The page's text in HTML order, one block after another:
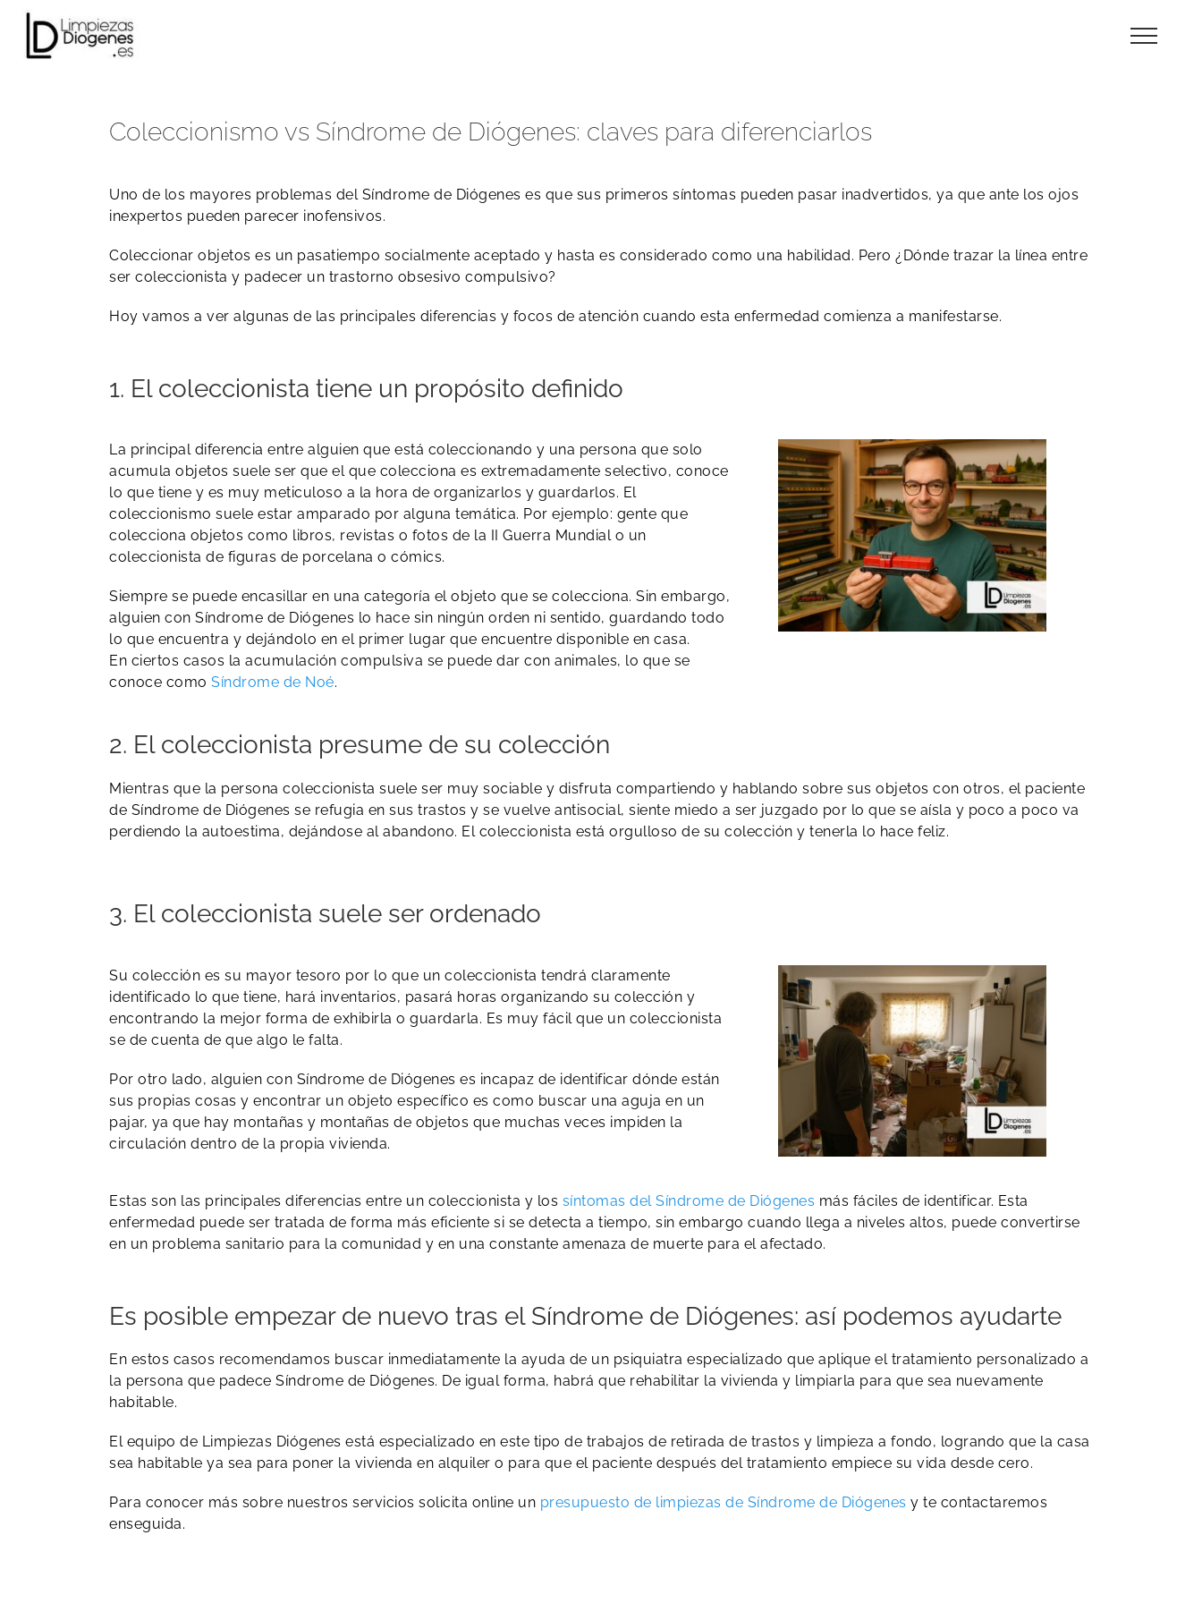
Skip
content
Coleccionismo vs Síndrome de Diógenes: claves para diferenciarlos
Uno de los mayores problemas del Síndrome de Diógenes es que sus primeros síntomas pueden pasar inadvertidos, ya que ante los ojos
inexpertos pueden parecer inofensivos.
Coleccionar objetos es un pasatiempo socialmente aceptado y hasta es considerado como una habilidad. Pero ¿Dónde trazar la línea entre
ser coleccionista y padecer un trastorno obsesivo compulsivo?
​Hoy vamos a ver algunas de las principales diferencias y focos de atención cuando esta enfermedad comienza a manifestarse.
​1. El coleccionista tiene un propósito definido
La principal diferencia entre alguien que está coleccionando y una persona que solo
acumula objetos suele ser que el que colecciona es extremadamente selectivo, conoce
lo que tiene y es muy meticuloso a la hora de organizarlos y guardarlos. El
coleccionismo suele estar amparado por alguna temática. Por ejemplo: gente que
colecciona objetos como libros, revistas o fotos de la II Guerra Mundial o un
coleccionista de figuras de porcelana o cómics.
Siempre se puede encasillar en una categoría el objeto que se colecciona. Sin embargo,
alguien con Síndrome de Diógenes lo hace sin ningún orden ni sentido, guardando todo
lo que encuentra y dejándolo en el primer lugar que encuentre disponible en casa.
​En ciertos casos la acumulación compulsiva se puede dar con animales, lo que se
conoce como Síndrome de Noé.
2. El coleccionista presume de su colección
Mientras que la persona coleccionista suele ser muy sociable y disfruta compartiendo y hablando sobre sus objetos con otros, el paciente
de Síndrome de Diógenes se refugia en sus trastos y se vuelve antisocial, siente miedo a ser juzgado por lo que se aísla y poco a poco va
perdiendo la autoestima, dejándose al abandono. El coleccionista está orgulloso de su colección y tenerla lo hace feliz.
​3. El coleccionista suele ser ordenado
Su colección es su mayor tesoro por lo que un coleccionista tendrá claramente
identificado lo que tiene, hará inventarios, pasará horas organizando su colección y
encontrando la mejor forma de exhibirla o guardarla. Es muy fácil que un coleccionista
se de cuenta de que algo le falta.
Por otro lado, alguien con Síndrome de Diógenes es incapaz de identificar dónde están
sus propias cosas y encontrar un objeto específico es como buscar una aguja en un
pajar, ya que hay montañas y montañas de objetos que muchas veces impiden la
circulación dentro de la propia vivienda.
Estas son las principales diferencias entre un coleccionista y los síntomas del Síndrome de Diógenes más fáciles de identificar. Esta
enfermedad puede ser tratada de forma más eficiente si se detecta a tiempo, sin embargo cuando llega a niveles altos, puede convertirse
en un problema sanitario para la comunidad y en una constante amenaza de muerte para el afectado.
Es posible empezar de nuevo tras el Síndrome de Diógenes: así podemos ayudarte
En estos casos recomendamos buscar inmediatamente la ayuda de un psiquiatra especializado que aplique el tratamiento personalizado a
la persona que padece Síndrome de Diógenes. De igual forma, habrá que rehabilitar la vivienda y limpiarla para que sea nuevamente
habitable.
El equipo de Limpiezas Diógenes está especializado en este tipo de trabajos de retirada de trastos y limpieza a fondo, logrando que la casa
sea habitable ya sea para poner la vivienda en alquiler o para que el paciente después del tratamiento empiece su vida desde cero.
​Para conocer más sobre nuestros servicios solicita online un presupuesto de limpiezas de Síndrome de Diógenes y te contactaremos
enseguida. ​